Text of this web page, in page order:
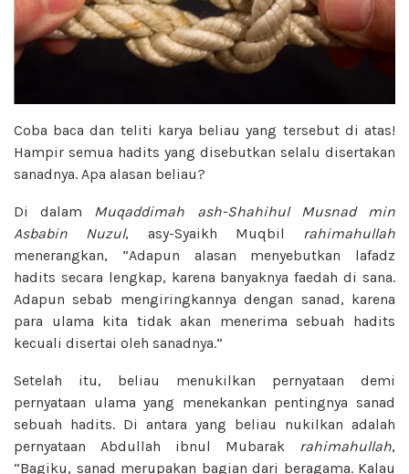
Coba baca dan teliti karya beliau yang tersebut di atas!
Hampir semua hadits yang disebutkan selalu disertakan
sanadnya. Apa alasan beliau?
Di dalam Muqaddimah ash-Shahihul Musnad min
Asbabin Nuzul, asy-Syaikh Muqbil
rahimahullah
menerangkan, “Adapun alasan menyebutkan lafadz
hadits secara lengkap, karena banyaknya faedah di sana.
Adapun sebab mengiringkannya dengan sanad, karena
para ulama kita tidak akan menerima sebuah hadits
kecuali disertai oleh sanadnya.”
Setelah itu, beliau menukilkan pernyataan demi
pernyataan ulama yang menekankan pentingnya sanad
sebuah hadits. Di antara yang beliau nukilkan adalah
pernyataan Abdullah ibnul Mubarak
rahimahullah,
“Bagiku, sanad merupakan bagian dari beragama. Kalau